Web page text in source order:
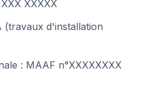
XXXXX
(travaux d'installation
: MAAF n°XXXXXXXX